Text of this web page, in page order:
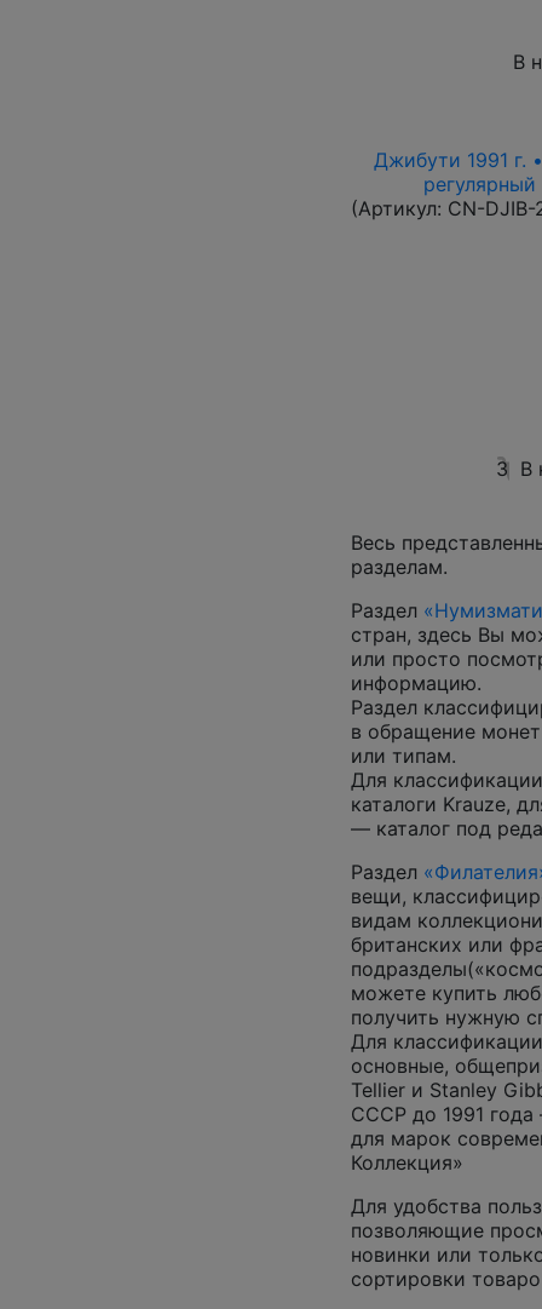
В
Джибути 1991 г.
(Артикул: CN-DJIB-
3 В
Весь
разделам.
Раздел
стран, здесь Вы
или просто
информацию.
Раздел
в обращение
или типам.
Для
каталоги Krauze,
— каталог под
Раздел
вещи,
видам
британских или
можете купить
получить нужную
Для
основные,
Tellier и Stanley
СССР до 1991
для марок
Коллекция»
Для удобства
позволяющие
новинки или
сортировки